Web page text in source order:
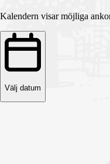
Kalendern visar möjliga
Välj datum